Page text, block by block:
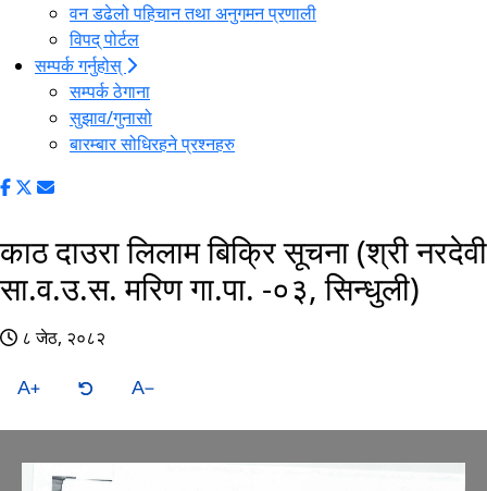
वन डढेलो पहिचान तथा अनुगमन प्रणाली
विपद् पोर्टल
सम्पर्क गर्नुहोस्
सम्पर्क ठेगाना
सुझाव/गुनासो
बारम्बार सोधिरहने प्रश्नहरु
काठ दाउरा लिलाम बिक्रि सूचना (श्री नरदेवी
सा.व.उ.स. मरिण गा.पा. -०३, सिन्धुली)
८ जेठ, २०८२
A A